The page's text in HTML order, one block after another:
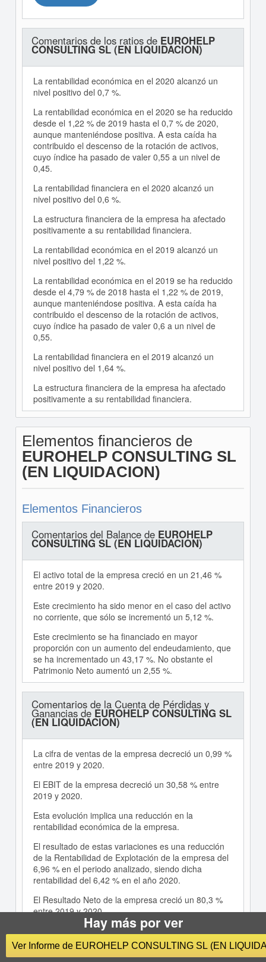
Comentarios de los ratios de EUROHELP
CONSULTING SL (EN LIQUIDACION)
La rentabilidad económica en el 2020 alcanzó un
nivel positivo del 0,7 %.
La rentabilidad económica en el 2020 se ha reducido
desde el 1,22 % de 2019 hasta el 0,7 % de 2020,
aunque manteniéndose positiva. A esta caída ha
contribuido el descenso de la rotación de activos,
cuyo índice ha pasado de valer 0,55 a un nivel de
0,45.
La rentabilidad financiera en el 2020 alcanzó un
nivel positivo del 0,6 %.
La estructura financiera de la empresa ha afectado
positivamente a su rentabilidad financiera.
La rentabilidad económica en el 2019 alcanzó un
nivel positivo del 1,22 %.
La rentabilidad económica en el 2019 se ha reducido
desde el 4,79 % de 2018 hasta el 1,22 % de 2019,
aunque manteniéndose positiva. A esta caída ha
contribuido el descenso de la rotación de activos,
cuyo índice ha pasado de valer 0,6 a un nivel de
0,55.
La rentabilidad financiera en el 2019 alcanzó un
nivel positivo del 1,64 %.
La estructura financiera de la empresa ha afectado
positivamente a su rentabilidad financiera.
Elementos financieros de
EUROHELP CONSULTING SL
(EN LIQUIDACION)
Elementos Financieros
Comentarios del Balance de EUROHELP
CONSULTING SL (EN LIQUIDACION)
El activo total de la empresa creció en un 21,46 %
entre 2019 y 2020.
Este crecimiento ha sido menor en el caso del activo
no corriente, que sólo se incrementó un 5,12 %.
Este crecimiento se ha financiado en mayor
proporción con un aumento del endeudamiento, que
se ha incrementado un 43,17 %. No obstante el
Patrimonio Neto aumentó un 2,55 %.
Comentarios de la Cuenta de Pérdidas y
Ganancias deEUROHELP CONSULTING SL
(EN LIQUIDACION)
La cifra de ventas de la empresa decreció un 0,99 %
entre 2019 y 2020.
El EBIT de la empresa decreció un 30,58 % entre
2019 y 2020.
Esta evolución implica una reducción en la
rentabilidad económica de la empresa.
El resultado de estas variaciones es una reducción
de la Rentabilidad de Explotación de la empresa del
6,96 % en el periodo analizado, siendo dicha
rentabilidad del 6,42 % en el año 2020.
El Resultado Neto de la empresa creció un 80,3 %
entre 2019 y 2020.
La aportación de las actividades de explotación a la
evolución de la Rentabilidad Financiera ha sido
Hay más por ver
Ver Informe de EUROHELP CONSULTING SL (EN